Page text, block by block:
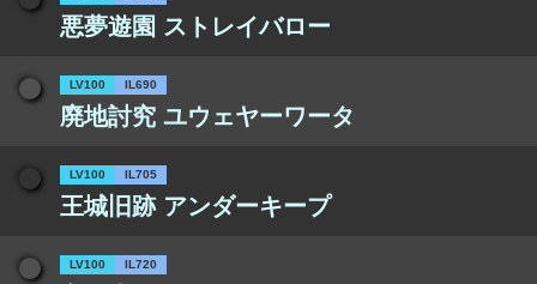
悪夢遊園 ストレイバロー
LV100 IL690
廃地討究 ユウェヤーワータ
LV100 IL705
王城旧跡 アンダーキープ
LV100 IL720